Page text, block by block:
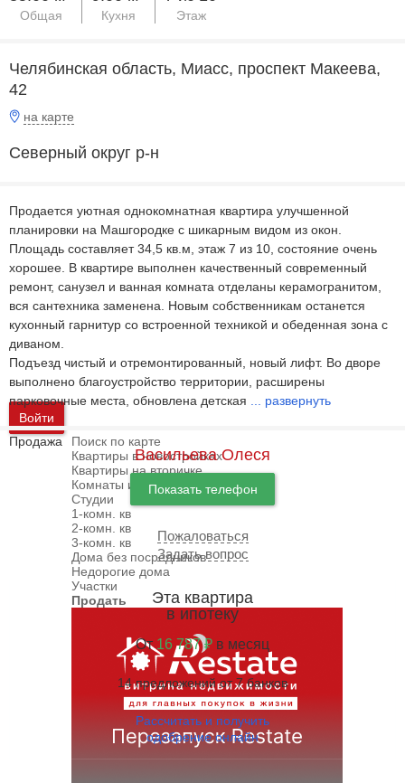
Войти
Продажа
Поиск по карте
Квартиры в новостройках
Квартиры на вторичке
Комнаты и доли
Студии
1-комн. кв
2-комн. кв
3-комн. кв
Дома без посредников
Недорогие дома
Участки
Продать
Общая Кухня Этаж
Челябинская область, Миасс, проспект Макеева,
42
на карте
Северный округ р-н
Продается уютная однокомнатная квартира улучшенной
планировки на Машгородке с шикарным видом из окон.
Площадь составляет 34,5 кв.м, этаж 7 из 10, состояние очень
хорошее. В квартире выполнен качественный современный
ремонт, санузел и ванная комната отделаны керамогранитом,
вся сантехника заменена. Новым собственникам останется
кухонный гарнитур со встроенной техникой и обеденная зона с
диваном.
Подъезд чистый и отремонтированный, новый лифт. Во дворе
выполнено благоустройство территории, расширены
парковочные места, обновлена детская
развернуть
Васильева Олеся
Показать телефон
Пожаловаться
Задать вопрос
Эта квартира
в ипотеку
От16 787 ₽ в месяц
14 предложений от 7 банков
Рассчитать и получить
одобрение онлайн